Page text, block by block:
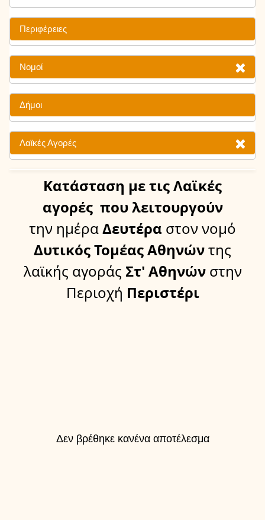
Περιφέρειες
Νομοί
Δήμοι
Λαϊκές Αγορές
Κατάσταση με τις Λαϊκές
αγορές που λειτουργούν
την ημέραΔευτέρα στον νομό
Δυτικός Τομέας Αθηνώντης
λαϊκής αγοράς Στ' Αθηνών στην
Περιοχή Περιστέρι
Δεν βρέθηκε κανένα αποτέλεσμα